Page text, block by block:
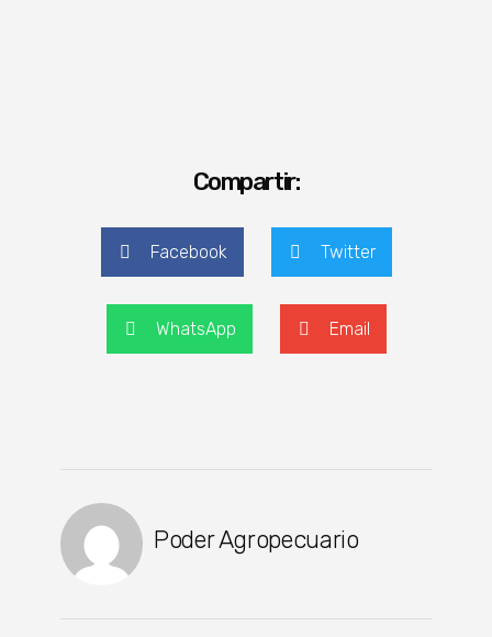
Compartir:
Facebook Twitter
WhatsApp Email
Poder Agropecuario